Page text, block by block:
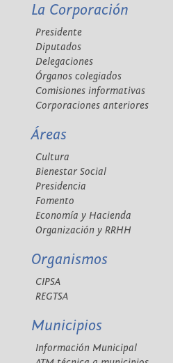
La Corporación
Presidente
Diputados
Delegaciones
Órganos colegiados
Comisiones informativas
Corporaciones anteriores
Áreas
Cultura
Bienestar Social
Presidencia
Fomento
Economía y Hacienda
Organización y RRHH
Organismos
CIPSA
REGTSA
Municipios
Información Municipal